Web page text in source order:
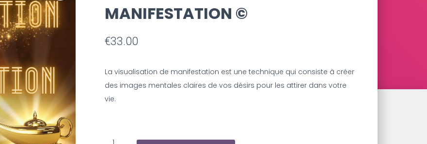
MANIFESTATION ©️
€33.00
La visualisation de manifestation est une technique qui consiste à créer
des images mentales claires de vos désirs pour les attirer dans votre
vie.